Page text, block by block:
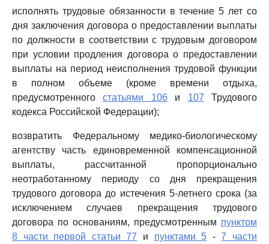
исполнять трудовые обязанности в течение 5 лет со
дня заключения договора о предоставлении выплаты
по должности в соответствии с трудовым договором
при условии продления договора о предоставлении
выплаты на период неисполнения трудовой функции
в полном объеме (кроме времени отдыха,
предусмотренногостатьями 106и 107 Трудового
кодекса Российской Федерации);
возвратить Федеральному медико-биологическому
агентству часть единовременной компенсационной
выплаты, рассчитанной пропорционально
неотработанному периоду со дня прекращения
трудового договора до истечения 5-летнего срока (за
исключением случаев прекращения трудового
договора по основаниям, предусмотренным пунктом
8 части первой статьи 77 и пунктами 5 -7 части